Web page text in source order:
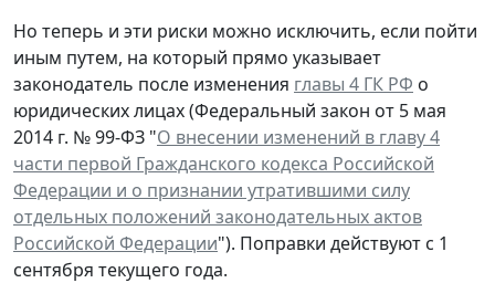
Но теперь и эти риски можно исключить, если пойти
иным путем, на который прямо указывает
законодатель после изменения главы 4 ГК РФ о
юридических лицах (Федеральный закон от 5 мая
2014 г. № 99-ФЗ "О внесении изменений в главу 4
части первой Гражданского кодекса Российской
Федерации и о признании утратившими силу
отдельных положений законодательных актов
Российской Федерации"). Поправки действуют с 1
сентября текущего года.